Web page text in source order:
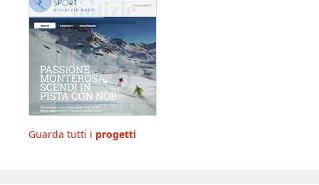
Guarda tutti i progetti